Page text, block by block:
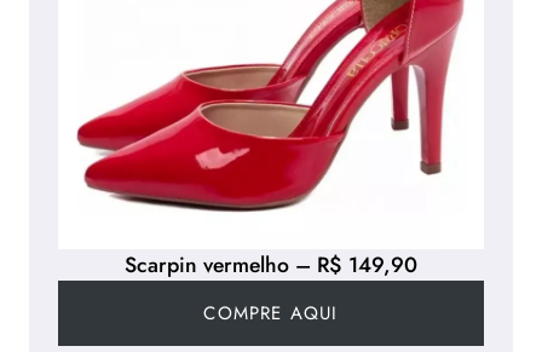
Scarpin vermelho – R$ 149,90
COMPRE AQUI